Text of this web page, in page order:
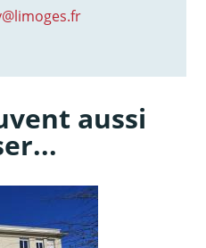
aussi